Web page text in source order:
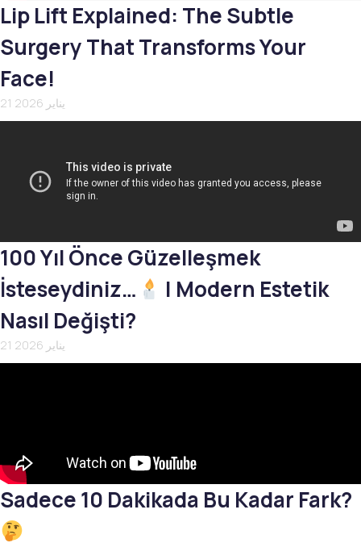
Lip Lift Explained: The Subtle
Surgery That Transforms Your
Face!
21 يناير 2026
100 Yıl Önce Güzelleşmek
İsteseydiniz…
| Modern Estetik
Nasıl Değişti?
21 يناير 2026
Sadece 10 Dakikada Bu Kadar Fark?